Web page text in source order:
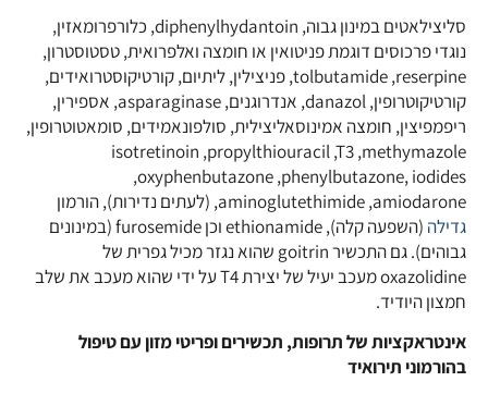
סליצילאטים במינון גבוה, diphenylhydantoin, כלורפרומאזין,
נוגדי פרכוסים דוגמת פניטואין או חומצה ואלפרואית, טסטוסטרון,
tolbutamide ,reserpine, פניצילין, ליתיום, קורטיקוסטרואידים,
קורטיקוטרופין, danazol, אנדרוגנים, asparaginase, אספירין,
ריפמפיצין, חומצה אמינוסאליצילית, סולפונאמידים, סומאטוטרופין,
isotretinoin ,propylthiouracil ,T3 ,methymazole
,oxyphenbutazone ,phenylbutazone, iodides
,aminoglutethimide ,amiodarone (לעתים נדירות), הורמון
גדילה
(השפעה קלה), ethionamide וכן furosemide (במינונים
גבוהים). גם התכשיר goitrin שהוא נגזר מכיל גפרית של
oxazolidine מעכב יעיל של יצירת T4 על ידי שהוא מעכב את שלב
חמצון היודיד.
אינטראקציות של תרופות, תכשירים ופריטי מזון עם טיפול
בהורמוני תירואיד